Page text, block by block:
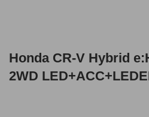
Honda CR-V Hybrid
2WD